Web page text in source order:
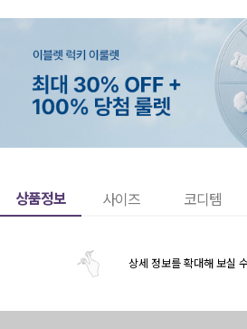
상품정보 사이즈 코디템
상세 정보를 확대해 보실